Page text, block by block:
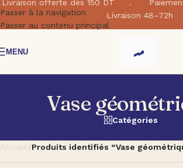
Passer à la navigation
Passer au contenu principal
Livraison offerte dés 150 DT .
Livraison 48–72h
MENU
Vase
Catégories
Accueil/Produits identifiés “Vase